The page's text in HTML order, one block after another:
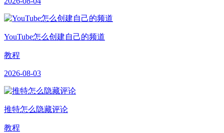
YouTube怎么创建自己的频道
教程
2026-08-03
推特怎么隐藏评论
教程